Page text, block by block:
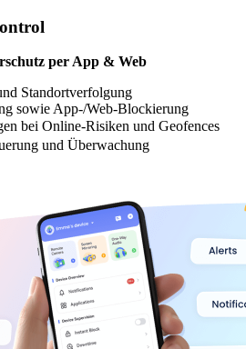
per App & Web
Standortverfolgung
sowie App-/Web-Blockierung
bei Online-Risiken und Geofences
und Überwachung